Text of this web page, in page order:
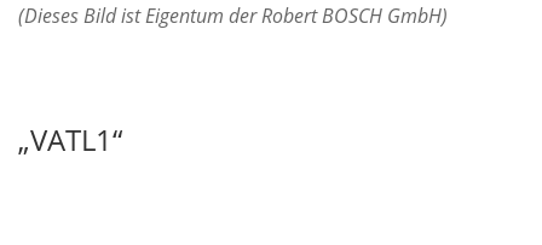
(Dieses Bild ist Eigentum der Robert BOSCH GmbH)
„VATL1“